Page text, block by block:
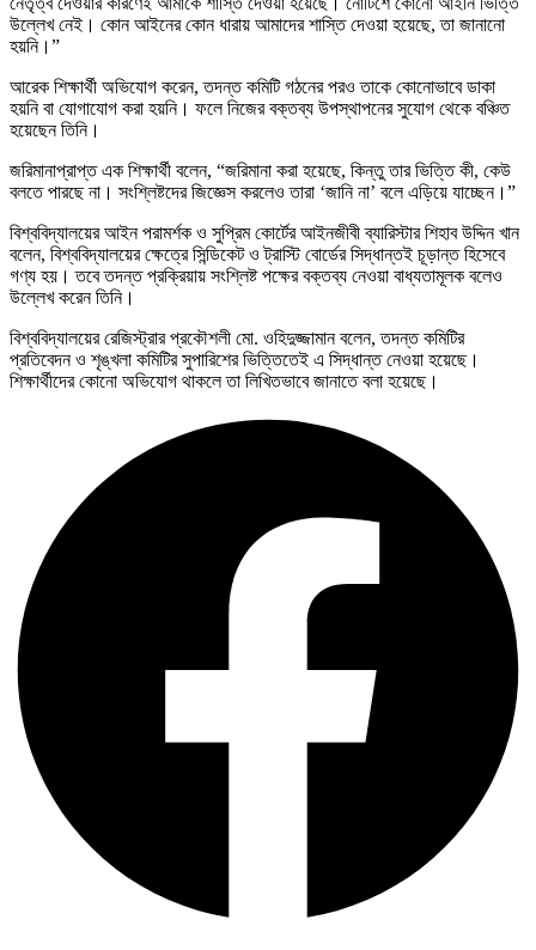
উল্লেখ নেই। কোন আইনের কোন ধারায় আমাদের শাস্তি দেওয়া হয়েছে, তা জানানো
হয়নি।”
আরেক শিক্ষার্থী অভিযোগ করেন, তদন্ত কমিটি গঠনের পরও তাকে কোনোভাবে ডাকা
হয়নি বা যোগাযোগ করা হয়নি। ফলে নিজের বক্তব্য উপস্থাপনের সুযোগ থেকে বঞ্চিত
হয়েছেন তিনি।
জরিমানাপ্রাপ্ত এক শিক্ষার্থী বলেন, “জরিমানা করা হয়েছে, কিন্তু তার ভিত্তি কী, কেউ
বলতে পারছে না। সংশ্লিষ্টদের জিজ্ঞেস করলেও তারা ‘জানি না’ বলে এড়িয়ে যাচ্ছেন।”
বিশ্ববিদ্যালয়ের আইন পরামর্শক ও সুপ্রিম কোর্টের আইনজীবী ব্যারিস্টার শিহাব উদ্দিন খান
বলেন, বিশ্ববিদ্যালয়ের ক্ষেত্রে সিন্ডিকেট ও ট্রাস্টি বোর্ডের সিদ্ধান্তই চূড়ান্ত হিসেবে
গণ্য হয়। তবে তদন্ত প্রক্রিয়ায় সংশ্লিষ্ট পক্ষের বক্তব্য নেওয়া বাধ্যতামূলক বলেও
উল্লেখ করেন তিনি।
বিশ্ববিদ্যালয়ের রেজিস্ট্রার প্রকৌশলী মো. ওহিদুজ্জামান বলেন, তদন্ত কমিটির
প্রতিবেদন ও শৃঙ্খলা কমিটির সুপারিশের ভিত্তিতেই এ সিদ্ধান্ত নেওয়া হয়েছে।
শিক্ষার্থীদের কোনো অভিযোগ থাকলে তা লিখিতভাবে জানাতে বলা হয়েছে।